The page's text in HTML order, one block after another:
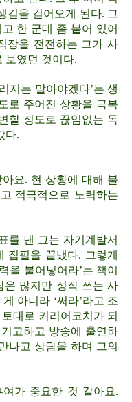
길을 걸어오게 된다. 그
한 군데 좀 붙어 있어
장을 전전하는 그가 사
보였던 것이다.
지는 말아야겠다’는 생
로 주어진 상황을 극복
할 정도로 끊임없는 독
다.
요. 현 상황에 대해 불
적극적으로 노력하는
를 낸 그는 자기계발서
집필을 끝냈다. 그렇게
을 불어넣어라’는 책이
은 많지만 정작 쓰는 사
아니라 ‘써라’라고 조
대로 커리어코치가 되
고하고 방송에 출연하
나고 상담을 하며 그의
가 중요한 것 같아요.